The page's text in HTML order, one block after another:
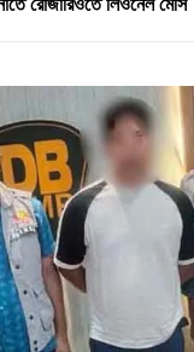
রোজারিওতে লিওনেল মেসি